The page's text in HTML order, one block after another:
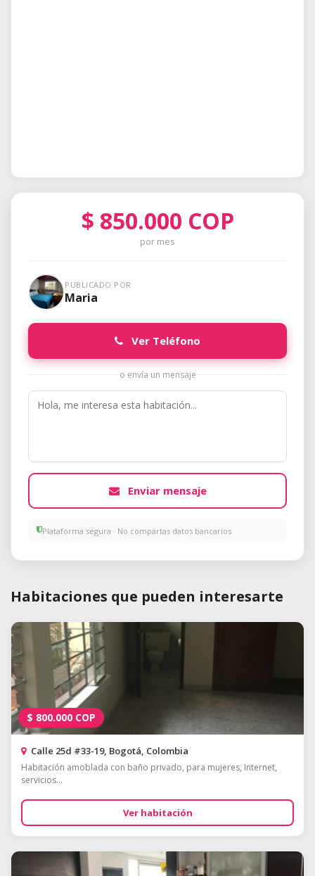
$ 850.000 COP
por mes
PUBLICADO POR
Maria
Ver Teléfono
o envía un mensaje
Enviar mensaje
Plataforma segura · No compartas datos bancarios
Habitaciones que pueden interesarte
$ 800.000 COP
Calle 25d #33-19, Bogotá, Colombia
Habitación amoblada con baño privado, para mujeres, Internet,
servicios...
Ver habitación